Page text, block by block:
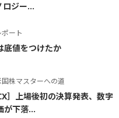
ロジー...
ート
底値をつけたか
株マスターへの道
］上場後初の決算発表、数字
が下落...